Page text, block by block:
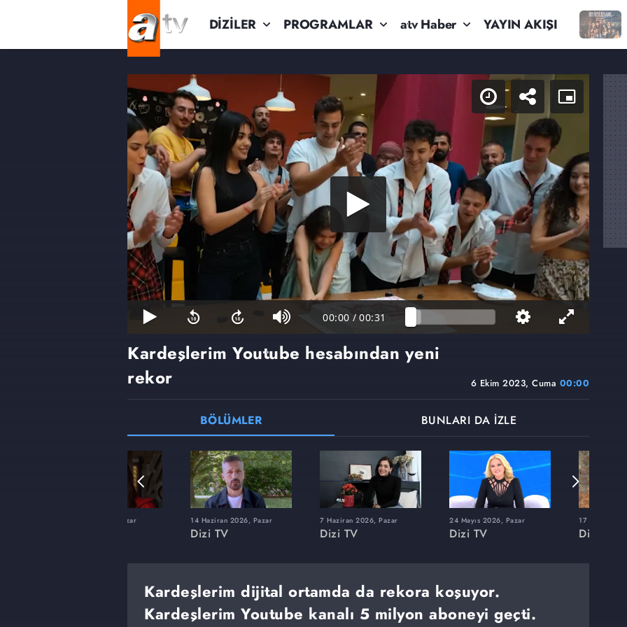
DİZİLER PROGRAMLAR atv Haber YAYIN AKIŞI
00:00 / 00:31
6 Ekim 2023, Cuma 00:00
Kardeşlerim Youtube hesabından yeni
rekor
BÖLÜMLER BUNLARI DA İZLE
22 Şubat 2026, Pazar 14 Haziran 2026, Pazar
Dizi TV
7 Haziran 2026, Pazar
Dizi TV
24 Mayıs 2026, Pazar
Dizi TV
17 Mayıs
Dizi TV
Kardeşlerim dijital ortamda da rekora koşuyor.
Kardeşlerim Youtube kanalı 5 milyon aboneyi geçti.